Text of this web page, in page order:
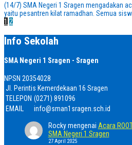
(14/7) SMA Negeri 1 Sragen mengadakan
yaitu pesantren kilat ramadhan. Semua
1 2
Info Sekolah
SMA Negeri 1 Sragen - Sragen
NPSN 20354028
Jl. Perintis Kemerdekaan 16 Sragen
TELEPON (0271) 891096
EMAIL
info@sman1sragen.sch.id
Rockymengenai Acara
SMA Negeri 1 Sragen
27 April 2025